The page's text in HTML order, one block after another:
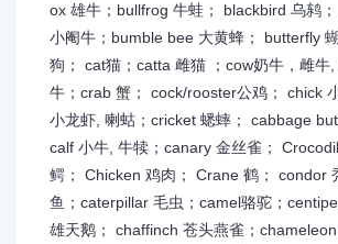
ox 雄牛；bullfrog 牛蛙； blackbird 乌鸫
小阉牛；bumble bee 大黄蜂； butterfly
狗； cat猫；catta 雌猫 ；cow奶牛，雌牛
牛；crab 蟹； cock/rooster公鸡； chick
小龙虾, 喇蛄；cricket 蟋蟀； cabbage
calf 小牛, 牛犊；canary 金丝雀；
鳄； Chicken 鸡肉； Crane 鹤； condor
鱼；caterpillar 毛虫；camel骆驼；
雄天鹅； chaffinch 苍头燕雀；chameleon